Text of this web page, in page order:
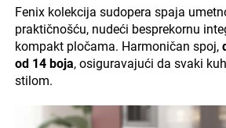
Fenix kolekcija sudopera spaja
praktičnošću, nudeći besprekornu
kompakt pločama. Harmoničan spoj,
od 14 boja, osiguravajući da svaki
stilom.